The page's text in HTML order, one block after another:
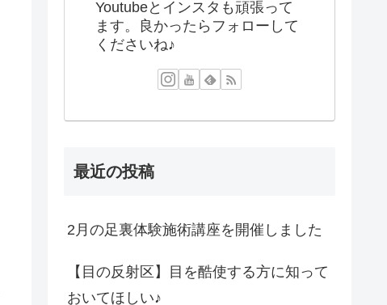
Youtubeとインスタも頑張って
ます。良かったらフォローして
くださいね♪
最近の投稿
2月の足裏体験施術講座を開催しました
【目の反射区】目を酷使する方に知って
おいてほしい♪